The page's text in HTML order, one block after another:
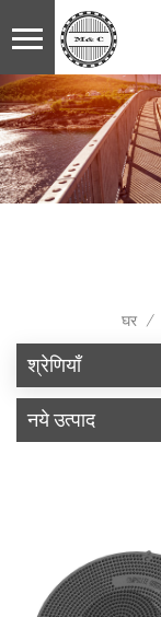
घर /
श्रेणियाँ
नये उत्पाद